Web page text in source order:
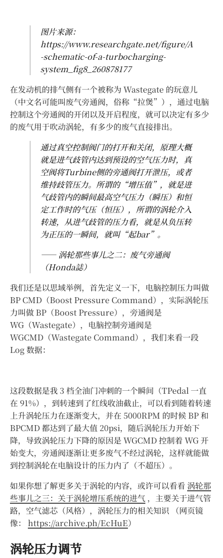
图片来源：
https://www.researchgate.net/figure/A
-schematic-of-a-turbocharging-
system_fig8_260878177
在发动机的排气侧有一个被称为 Wastegate 的玩意儿
（中文名可能叫废气旁通阀，俗称“拉煲”），通过电脑
控制这个旁通阀的开闭以及开启程度，就可以决定有多少
的废气用于吹动涡轮，有多少的废气直接排出。
通过真空控制阀门的打开和关闭，原理大概
就是进气歧管内达到预设的空气压力时，真
空阀将Turbine侧的旁通阀打开泄压，或者
维持歧管压力。所谓的“增压值”，就是进
气歧管内的瞬间最高空气压力（瞬压）和恒
定工作时的气压（恒压），所谓的涡轮介入
转速，从进气歧管的压力看，就是从负压转
为正压的一瞬间，就叫“起bar”。
—— 涡轮那些事儿之二：废气旁通阀
（Honda誌）
我们还是以思域举例，首先定义一下，电脑控制压力叫做
BP CMD（Boost Pressure Command），实际涡轮压
力叫做 BP（Boost Pressure），旁通阀是
WG（Wastegate），电脑控制旁通阀是
WGCMD（Wastegate Command），我们来看一段
Log 数据：
这段数据是我 3 档全油门冲刺的一个瞬间（TPedal 一直
在 91%），到转速到了红线收油截止，可以看到随着转速
上升涡轮压力在逐渐变大，并在 5000RPM 的时候 BP 和
BPCMD 都达到了最大值 20psi，随后涡轮压力开始下
降，导致涡轮压力下降的原因是 WGCMD 控制着 WG 开
始变大，旁通阀逐渐让更多废气不经过涡轮，这样就能做
到控制涡轮在电脑设计的压力内了（不超压）。
如果你想了解更多关于涡轮的内容，或许可以看看 涡轮那
些事儿之三：关于涡轮增压系统的进气 ，主要关于进气管
路，空气滤芯（风格），涡轮压力的相关知识 （网页镜
像： https://archive.ph/EcHuE）
涡轮压力调节